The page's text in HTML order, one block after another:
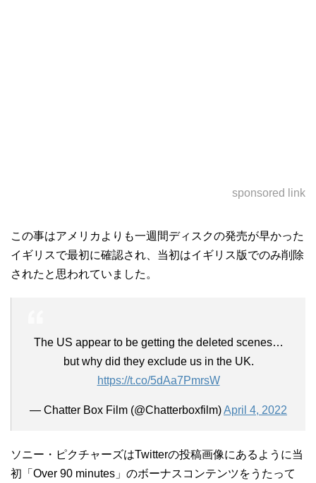
sponsored link
この事はアメリカよりも一週間ディスクの発売が早かった
イギリスで最初に確認され、当初はイギリス版でのみ削除
されたと思われていました。
The US appear to be getting the deleted scenes…
but why did they exclude us in the UK.
https://t.co/5dAa7PmrsW
— Chatter Box Film (@Chatterboxfilm)April 4, 2022
ソニー・ピクチャーズはTwitterの投稿画像にあるように当
初「Over 90 minutes」のボーナスコンテンツをうたって